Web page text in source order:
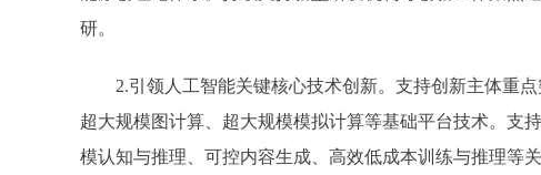
研。
2.引领人工智能关键核心技术创新。支持创新主体重点
超大规模图计算、超大规模模拟计算等基础平台技术。支
模认知与推理、可控内容生成、高效低成本训练与推理等